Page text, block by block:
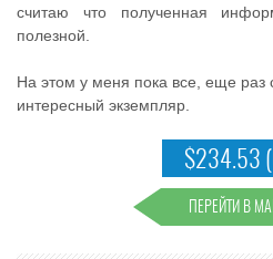
считаю что полученная
полезной.
На этом у меня пока все, еще раз
интересный экземпляр.
$234.53
ПЕРЕЙТИ В